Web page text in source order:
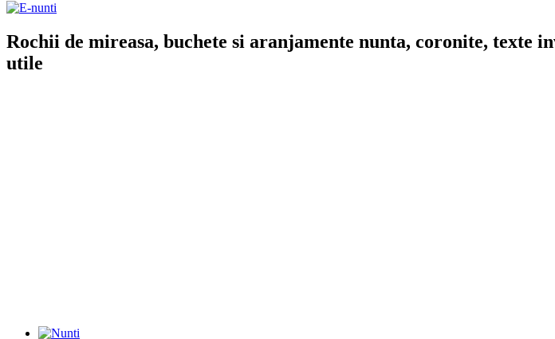
Rochii de mireasa, buchete si aranjamente nunta, coronite,
utile